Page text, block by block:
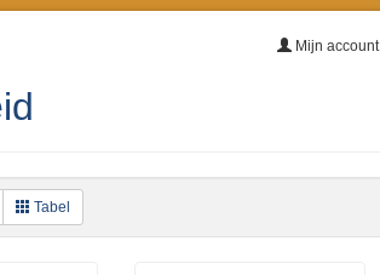
Mijn account
Tabel